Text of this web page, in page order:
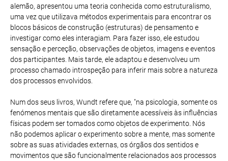
alemão, apresentou uma teoria conhecida como estruturalismo,
uma vez que utilizava métodos experimentais para encontrar os
blocos básicos de construção (estruturas) de pensamento e
investigar como eles interagiam. Para fazer isso, ele estudou
sensação e perceção, observações de objetos, imagens e eventos
dos participantes. Mais tarde, ele adaptou e desenvolveu um
processo chamado introspeção para inferir mais sobre a natureza
dos processos envolvidos.
Num dos seus livros, Wundt refere que, "na psicologia, somente os
fenómenos mentais que são diretamente acessíveis às influências
físicas podem ser tomados como objetos de experimento. Nós
não podemos aplicar o experimento sobre a mente, mas somente
sobre as suas atividades externas, os órgãos dos sentidos e
movimentos que são funcionalmente relacionados aos processos